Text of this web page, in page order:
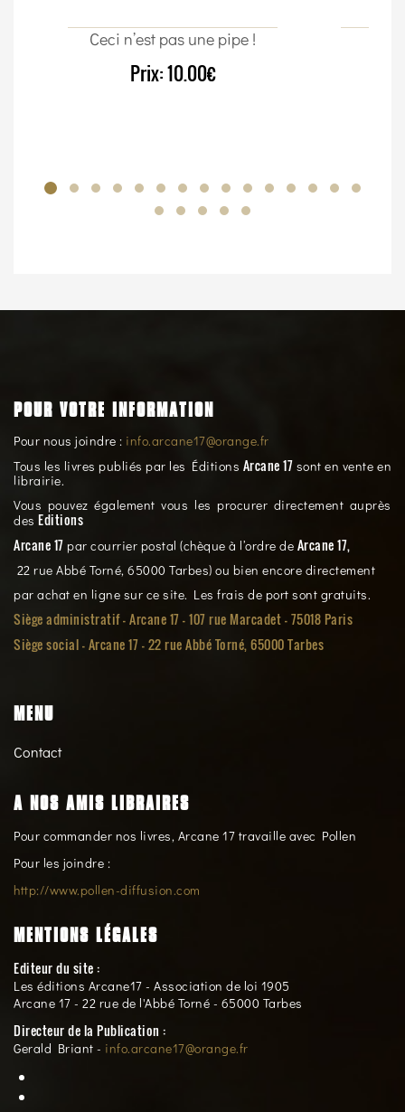
Ceci n’est pas une pipe !
Prix:10.00€
POUR VOTRE INFORMATION
Pour nous joindre : info.arcane17@orange.fr
Tous les livres publiés par les Éditions Arcane 17 sont en vente en
librairie.
Vous pouvez également vous les procurer directement auprès
des Editions
Arcane 17 par courrier postal (chèque à l’ordre de Arcane 17,
22 rue Abbé Torné, 65000 Tarbes) ou bien encore directement
par achat en ligne sur ce site. Les frais de port sont gratuits.
Siège administratif - Arcane 17 - 107 rue Marcadet - 75018 Paris
Siège social -Arcane 17 - 22 rue Abbé Torné, 65000 Tarbes
MENU
Contact
A NOS AMIS LIBRAIRES
Pour commander nos livres, Arcane 17 travaille avec Pollen
Pour les joindre :
http://www.pollen-diffusion.com
MENTIONS LÉGALES
Editeur du site :
Les éditions Arcane17 - Association de loi 1905
Arcane 17 - 22 rue de l'Abbé Torné - 65000 Tarbes
Directeur de la Publication :
Gerald Briant - info.arcane17@orange.fr